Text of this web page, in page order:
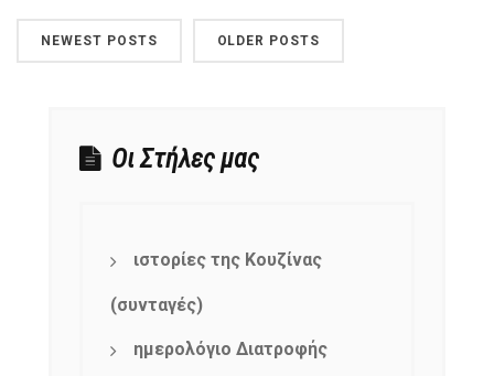
NEWEST POSTS OLDER POSTS
Οι Στήλες μας
ιστορίες της Κουζίνας
(συνταγές)
ημερολόγιο Διατροφής